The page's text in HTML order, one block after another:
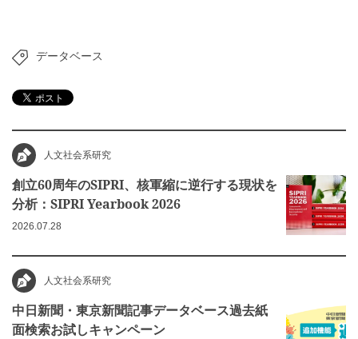
データベース
人文社会系研究
創立60周年のSIPRI、核軍縮に逆行する現状を
分析：SIPRI Yearbook 2026
2026.07.28
人文社会系研究
中日新聞・東京新聞記事データベース過去紙
面検索お試しキャンペーン